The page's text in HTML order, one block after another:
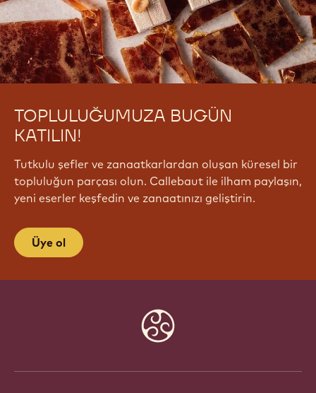
TOPLULUĞUMUZA BUGÜN
KATILIN!
Tutkulu şefler ve zanaatkarlardan oluşan küresel bir
topluluğun parçası olun. Callebaut ile ilham paylaşın,
yeni eserler keşfedin ve zanaatınızı geliştirin.
Üye ol